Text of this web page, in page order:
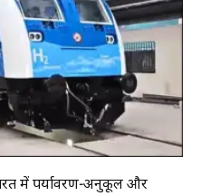
में पर्यावरण-अनुकूल और